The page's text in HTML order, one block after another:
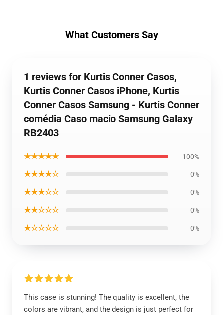
What Customers Say
1 reviews for Kurtis Conner Casos,
Kurtis Conner Casos iPhone, Kurtis
Conner Casos Samsung - Kurtis Conner
comédia Caso macio Samsung Galaxy
RB2403
★★★★★ 100%
★★★★☆ 0%
★★★☆☆ 0%
★★☆☆☆ 0%
★☆☆☆☆ 0%
This case is stunning! The quality is excellent, the
colors are vibrant, and the design is just perfect for